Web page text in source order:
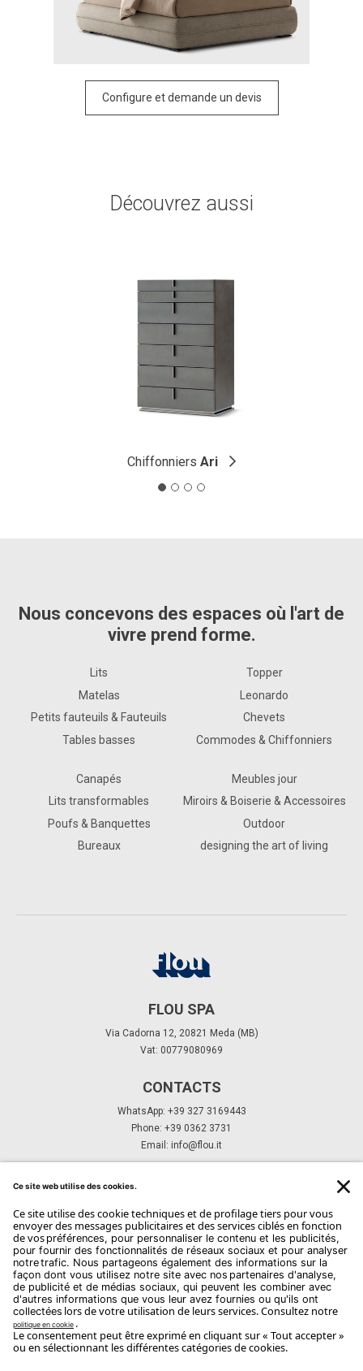
Configure et demande un devis
Découvrez aussi
Chiffonniers Ari
Nous concevons des espaces où l'art de
vivre prend forme.
Lits
Matelas
Petits fauteuils & Fauteuils
Tables basses
Topper
Leonardo
Chevets
Commodes & Chiffonniers
Canapés
Lits transformables
Poufs & Banquettes
Bureaux
Meubles jour
Miroirs & Boiserie & Accessoires
Outdoor
designing the art of living
FLOU SPA
Via Cadorna 12, 20821 Meda (MB)
Vat: 00779080969
CONTACTS
WhatsApp: +39 327 3169443
Phone: +39 0362 3731
Email: info@flou.it
ABONNEZ-VOUS À NOTRE NEWSLETTER
Abonnez-Vous
Copyright Flou 2026